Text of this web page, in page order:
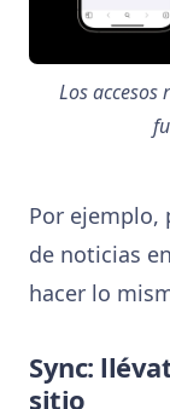
Los accesos
Por ejemplo,
de noticias
hacer lo
Sync:
sitio